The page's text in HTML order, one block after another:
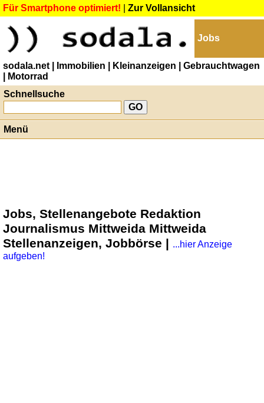
Für Smartphone optimiert! Zur Vollansicht
Jobs
sodala.net | Immobilien | Kleinanzeigen
| Gebrauchtwagen
| Motorrad
Schnellsuche
Menü
Jobs, Stellenangebote Redaktion
Journalismus Mittweida Mittweida
Stellenanzeigen, Jobbörse | ...hier Anzeige
aufgeben!